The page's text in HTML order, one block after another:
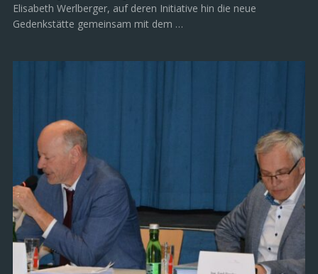
Elisabeth Werlberger, auf deren Initiative hin die neue
Gedenkstätte gemeinsam mit dem …